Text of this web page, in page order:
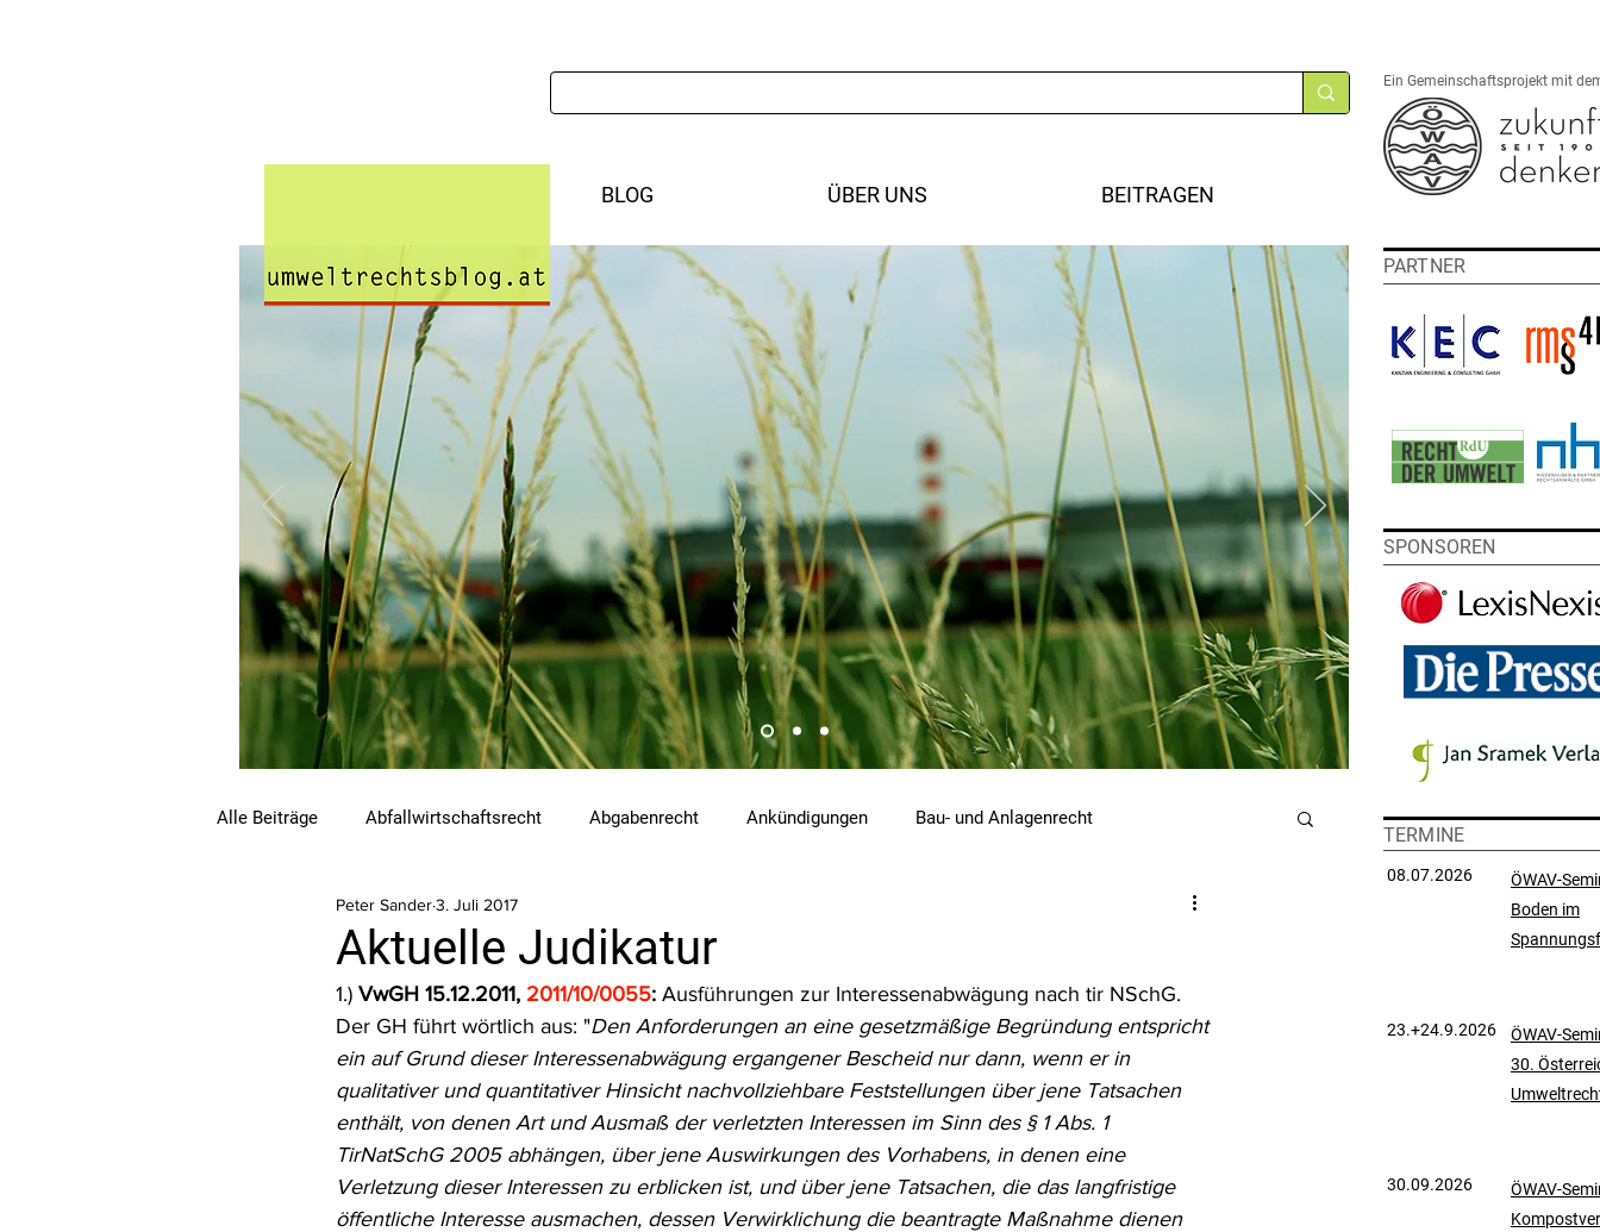
BLOG ÜBER UNS BEITRAGEN
Ein Gemeinschaftsprojekt mit
Alle Beiträge Abfallwirtschaftsrecht Abgabenrecht Ankündigungen Bau- und Anlagenrecht
Beihilfen und Förderungen
Luftreinhalterecht Naturschutzrecht Raumordnungs- und Planungsrecht RdU Rechtsprechungssammlung
Rohstoffrecht (Umwelt-)Strafrecht Tierschutzrecht Umwelthaftung Umweltinformationen
Verfahrensrecht Vergaberecht Verkehr- und Transportrecht Verpackungsrecht Völkerrecht
Aktuelle Judikatur
Peter Sander3. Juli 2017
1.) VwGH 15.12.2011, 2011/10/0055: Ausführungen zur Interessenabwägung nach tir NSchG.
Der GH führt wörtlich aus: "Den Anforderungen an eine gesetzmäßige Begründung entspricht
ein auf Grund dieser Interessenabwägung ergangener Bescheid nur dann, wenn er in
qualitativer und quantitativer Hinsicht nachvollziehbare Feststellungen über jene Tatsachen
enthält, von denen Art und Ausmaß der verletzten Interessen im Sinn des § 1 Abs. 1
TirNatSchG 2005 abhängen, über jene Auswirkungen des Vorhabens, in denen eine
Verletzung dieser Interessen zu erblicken ist, und über jene Tatsachen, die das langfristige
öffentliche Interesse ausmachen, dessen Verwirklichung die beantragte Maßnahme dienen
08.07.2026
ÖWAV-
Boden im
23.+24.9.2026
ÖWAV-
30.
30.09.2026
ÖWAV-
PARTNER
TERMINE
SPONSOREN